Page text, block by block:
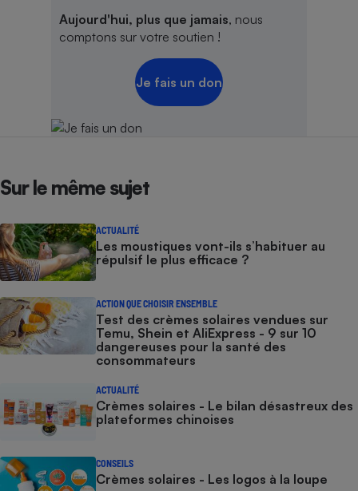
Aujourd'hui, plus que jamais, nous
comptons sur votre soutien !
Je fais un don
Sur le même sujet
ACTUALITÉ
Les moustiques vont-ils s’habituer au
répulsif le plus efficace ?
ACTION QUE CHOISIR ENSEMBLE
Test des crèmes solaires vendues sur
Temu, Shein et AliExpress - 9 sur 10
dangereuses pour la santé des
consommateurs
ACTUALITÉ
Crèmes solaires - Le bilan désastreux des
plateformes chinoises
CONSEILS
Crèmes solaires - Les logos à la loupe